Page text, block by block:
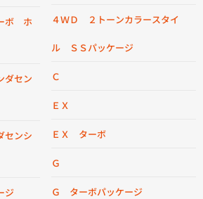
ボ ホ
セン
ンシ
ジ
４ＷＤ ２トーンカラースタイ
ル ＳＳパッケージ
Ｃ
ＥＸ
ＥＸ ターボ
Ｇ
Ｇ ターボパッケージ